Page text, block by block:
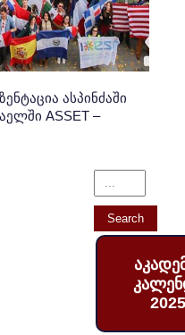
ასპინძაში
ASSET –